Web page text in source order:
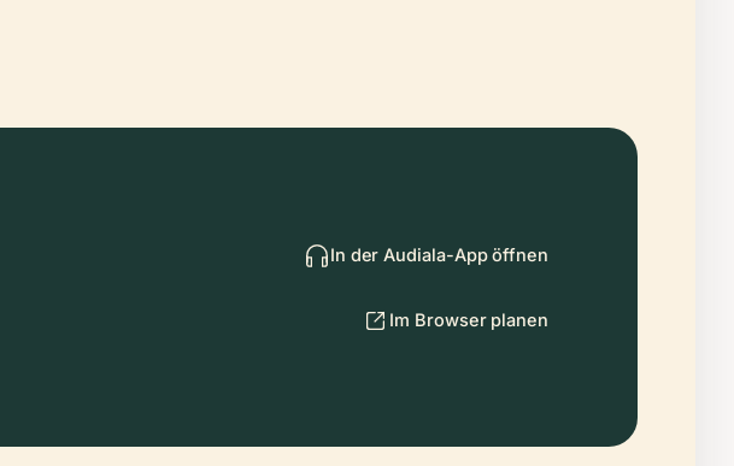
In der Audiala-App öffnen
Im Browser planen